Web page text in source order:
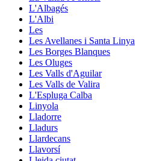
L'Albagés
L'Albi
Les
Les Avellanes i Santa Linya
Les Borges Blanques
Les Oluges
Les Valls d'Aguilar
Les Valls de Valira
L'Espluga Calba
Linyola
Lladorre
Lladurs
Llardecans
Llavorsí